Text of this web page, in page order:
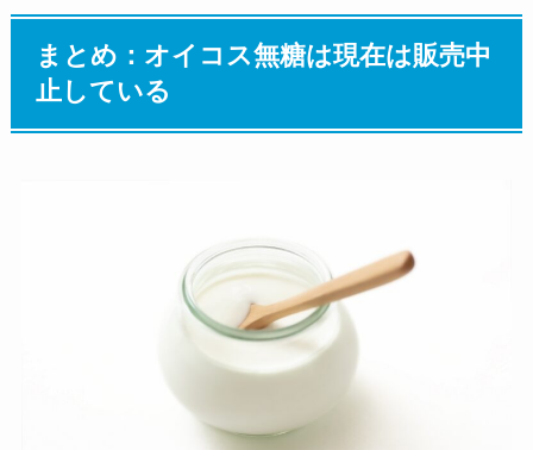
まとめ：オイコス無糖は現在は販売中
止している